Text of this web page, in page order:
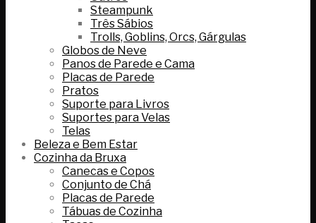
Steampunk
Três Sábios
Trolls, Goblins, Orcs, Gárgulas
Globos de Neve
Panos de Parede e Cama
Placas de Parede
Pratos
Suporte para Livros
Suportes para Velas
Telas
Beleza e Bem Estar
Cozinha da Bruxa
Canecas e Copos
Conjunto de Chá
Placas de Parede
Tábuas de Cozinha